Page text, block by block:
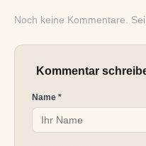
Noch keine Kommentare.
Kommentar
Name *